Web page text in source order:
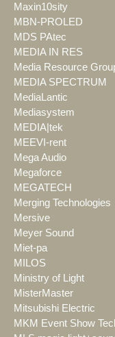
Maxin10sity
MBN-PROLED
MDS PAtec
MEDIA IN RES
Media Resource
MEDIA SPECTRUM
MediaLantic
Mediasystem
MEDIA|tek
MEEVI-rent
Mega Audio
Megaforce
MEGATECH
Merging Technologies
Mersive
Meyer Sound
Miet-pa
MILOS
Ministry of Light
MisterMaster
Mitsubishi Electric
MKM Event Show